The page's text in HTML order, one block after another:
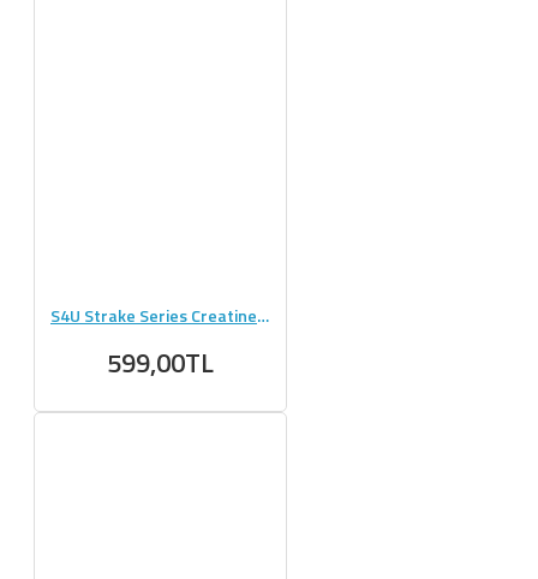
S4U Strake Series Creatine + Glutamine 300g Aromasız
599,00TL